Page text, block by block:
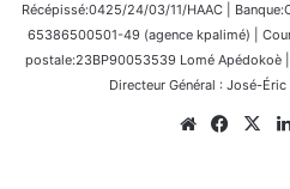
Récépissé:0425/24/03/11/HAAC |
65386500501-49 (agence kpalimé) |
postale:23BP90053539 Lomé Apédokoè
Directeur Général : José-
Website X